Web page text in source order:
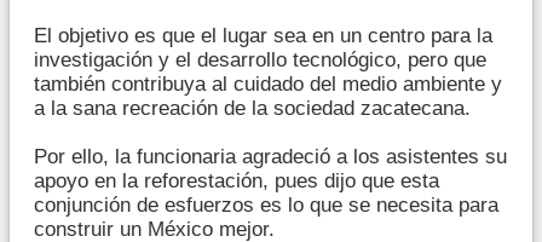
El objetivo es que el lugar sea en un centro para la
investigación y el desarrollo tecnológico, pero que
también contribuya al cuidado del medio ambiente y
a la sana recreación de la sociedad zacatecana.
Por ello, la funcionaria agradeció a los asistentes su
apoyo en la reforestación, pues dijo que esta
conjunción de esfuerzos es lo que se necesita para
construir un México mejor.